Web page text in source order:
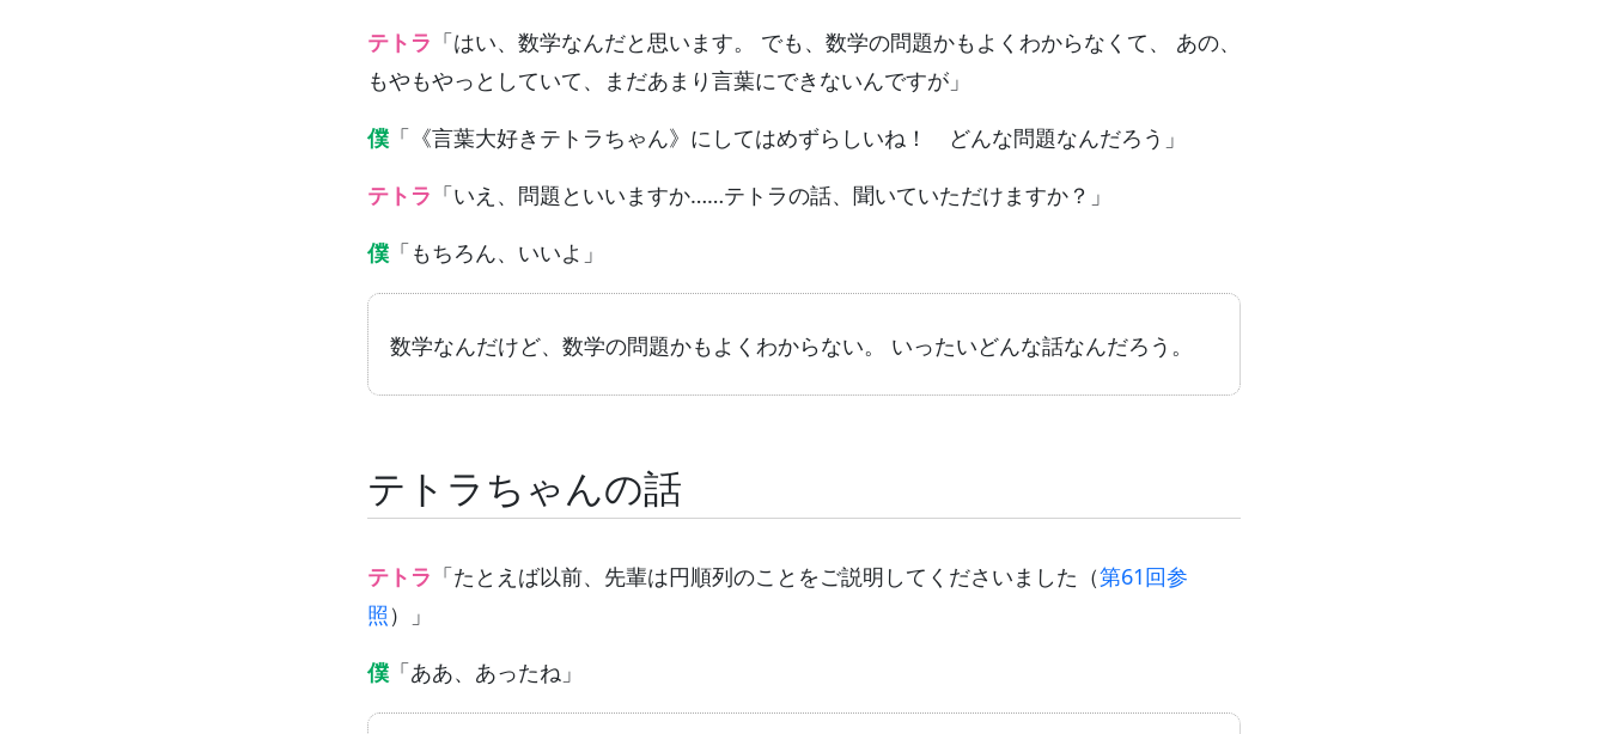
テトラ 「はい、数学なんだと思います。 でも、数学の問題かもよくわからなくて、 あの、
もやもやっとしていて、まだあまり言葉にできないんですが」
僕「《言葉大好きテトラちゃん》にしてはめずらしいね！ どんな問題なんだろう」
テトラ 「いえ、問題といいますか……テトラの話、聞いていただけますか？」
僕「もちろん、いいよ」
数学なんだけど、数学の問題かもよくわからない。 いったいどんな話なんだろう。
テトラちゃんの話
テトラ 「たとえば以前、先輩は円順列のことをご説明してくださいました（第61回参
照 ）」
僕「ああ、あったね」